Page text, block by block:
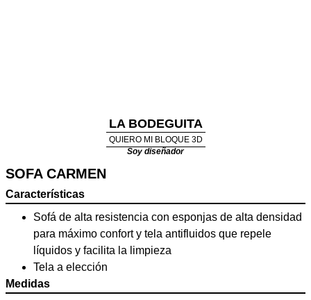
LA BODEGUITA
QUIERO MI BLOQUE 3D
Soy diseñador
SOFA CARMEN
Características
Sofá de alta resistencia con esponjas de alta densidad
para máximo confort y tela antifluidos que repele
líquidos y facilita la limpieza
Tela a elección
Medidas